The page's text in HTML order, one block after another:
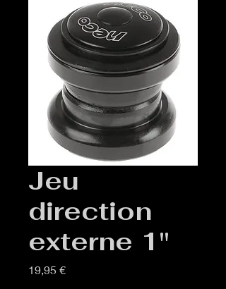
Jeu
direction
externe 1"
19,95 €Prix